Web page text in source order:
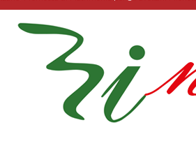
per Santa Filomena”: il racconto di una devozione
del Prof. Dott. Salvatore Vasco: un traguardo